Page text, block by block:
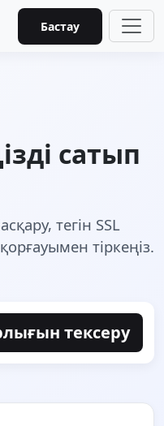
Бастау
сатып
тегін SSL
тіркеңіз.
тексеру